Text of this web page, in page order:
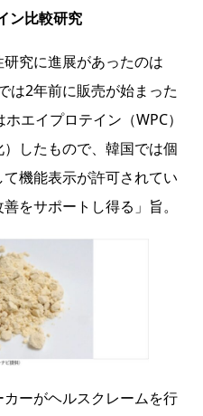
ン比較研究
究に進展があったのは
は2年前に販売が始まった
エイプロテイン（WPC）
したもので、韓国では個
機能表示が許可されてい
をサポートし得る」旨。
ーがヘルスクレームを行